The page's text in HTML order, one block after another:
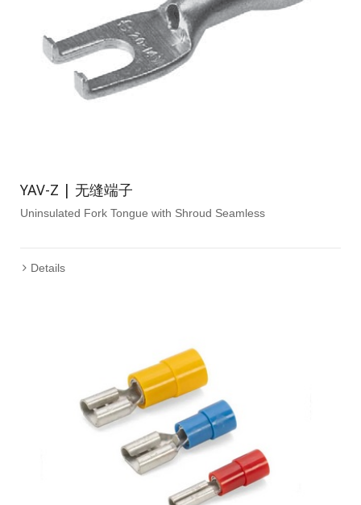
YAV-Z | 无缝端子
Uninsulated Fork Tongue with Shroud Seamless
Details